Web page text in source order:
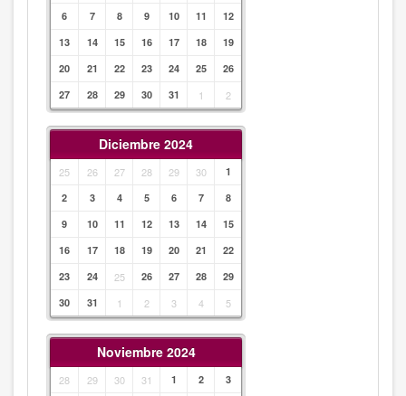
6
7 8 9 10 11
12
13
14 15 16 17 18
19
20
21 22 23 24 25
26
27
28 29 30 31 1 2
Diciembre 2024
25 26 27 28 29 30
1
2
3 4 5 6 7
8
9
10 11 12 13 14
15
16
17 18 19 20 21
22
23
24 25 26 27 28
29
30
31 1 2 3 4 5
Noviembre 2024
28 29 30 31 1 2
3